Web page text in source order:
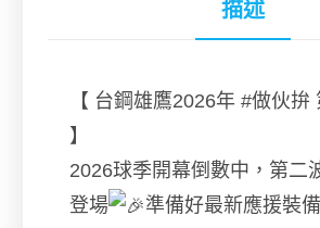
描述
【 台鋼雄鷹2026年 #做伙拚
】
2026球季開幕倒數中，第二
登場
準備好最新應援裝